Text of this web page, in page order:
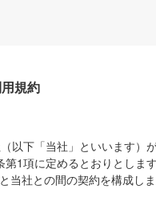
規約
以下「当社」といいます）
1項に定めるとおりとしま
当社との間の契約を構成しま